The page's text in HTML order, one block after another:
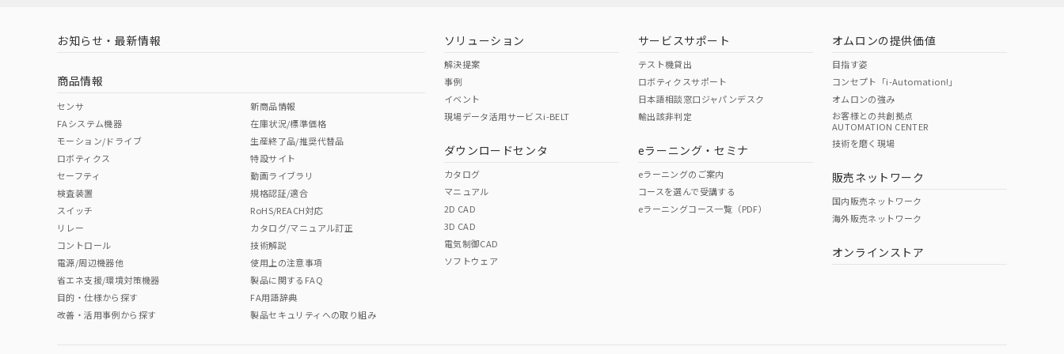
中国 RoHS 注意事項・凡例
中国 RoHS表
Pb Hg Cr(VI)
O O
"対応済み"や非含有の記載がされた商品であっても、流通在庫等で未対応品が混在する可能性があります。
非含有品が必要な際は、弊社営業部門もしくは販売店へお問い合わせください。
（イギリス
（ノルウェー
（日本
（アメリカ
この製品の規格認証/適合状況ページへ
その他の認証はこちらのページからご検索ください
お知らせ・最新情報
商品情報
センサ
FAシステム機器
モーション/ドライブ
ロボティクス
セーフティ
検査装置
スイッチ
リレー
コントロール
電源/周辺機器他
省エネ支援/環境対策機器
目的・仕様から探す
改善・活用事例から探す
新商品情報
在庫状況/標準価格
生産終了品/推奨代替品
特設サイト
動画ライブラリ
規格認証/適合
RoHS/REACH対応
カタログ/マニュアル訂正
技術解説
使用上の注意事項
製品に関するFAQ
FA用語辞典
製品セキュリティへの取り組み
ソリューション
解決提案
事例
イベント
現場データ活用サービスi-BELT
ダウンロードセンタ
カタログ
マニュアル
2D CAD
3D CAD
電気制御CAD
ソフトウェア
サービスサポート
テスト機貸出
ロボティクスサポート
日本語相談窓口ジャパンデスク
輸出該非判定
eラーニング・セミナ
eラーニングのご案内
コースを選んで受講する
eラーニングコース一覧（PDF）
オムロンの提供価値
目指す姿
コンセプト「i-Automation!」
オムロンの強み
お客様との共創拠点
AUTOMATION CENTER
技術を磨く現場
販売ネットワーク
国内販売ネットワーク
海外販売ネットワーク
オンラインストア